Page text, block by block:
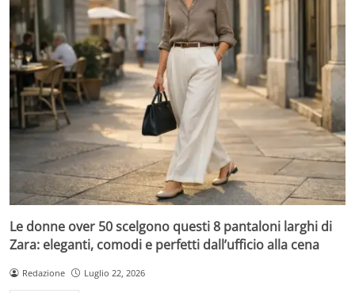
Le donne over 50 scelgono questi 8 pantaloni larghi di
Zara: eleganti, comodi e perfetti dall’ufficio alla cena
Redazione Luglio 22, 2026